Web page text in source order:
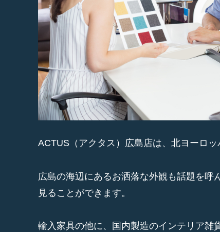
ACTUS（アクタス）広島店は、北ヨーロ
広島の海辺にあるお洒落な外観も話題を呼
見ることができます。
輸入家具の他に、国内製造のインテリア雑